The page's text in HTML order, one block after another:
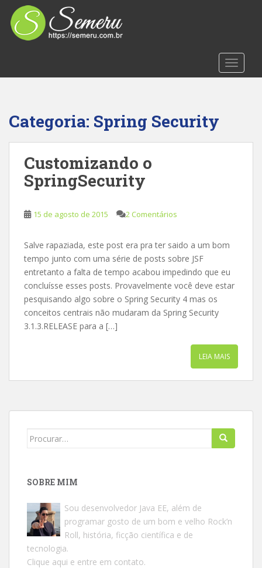
Categoria: Spring Security
Customizando o
SpringSecurity
15 de agosto de 2015 2 Comentários
Salve rapaziada, este post era pra ter saido a um bom
tempo junto com uma série de posts sobre JSF
entretanto a falta de tempo acabou impedindo que eu
concluísse esses posts. Provavelmente você deve estar
pesquisando algo sobre o Spring Security 4 mas os
conceitos centrais não mudaram da Spring Security
3.1.3.RELEASE para a […]
LEIA MAIS
Search
SOBRE MIM
Sou desenvolvedor Java EE, além de
programar gosto de um bom e velho Rock’n
Roll, história, ficção científica e de
tecnologia.
Clique aqui e entre em contato.